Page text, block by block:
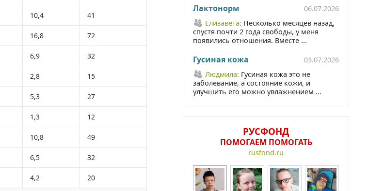
10,4 41
16,8 72
6,9 32
2,8 15
5,3 27
1,3 12
10,8 49
6,5 32
4,2 20
Лактонорм
06.07.2026
Елизавета: Несколько месяцев назад,
спустя почти 2 года свободы, у меня
появились отношения. Вместе ...
Гусиная кожа
03.07.2026
Людмила: Гусиная кожа это не
заболевание, а состояние кожи, и
улучшить его можно увлажнением ...
РУСФОНД
ПОМОГАЕМ ПОМОГАТЬ
rusfond.ru